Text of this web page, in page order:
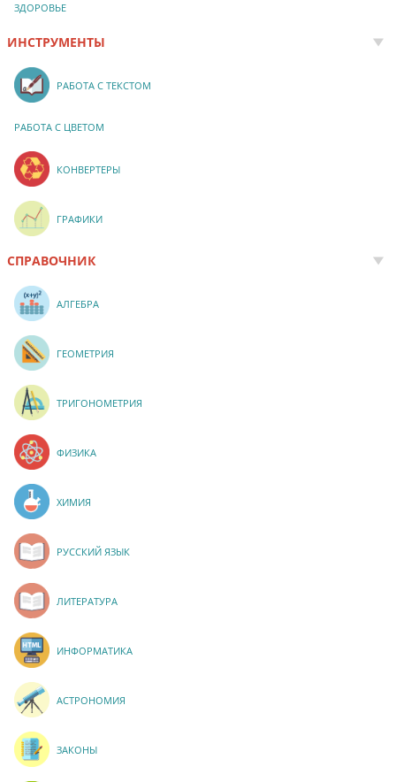
ЗДОРОВЬЕ
ИНСТРУМЕНТЫ
РАБОТА С ТЕКСТОМ
РАБОТА С ЦВЕТОМ
КОНВЕРТЕРЫ
ГРАФИКИ
СПРАВОЧНИК
АЛГЕБРА
ГЕОМЕТРИЯ
ТРИГОНОМЕТРИЯ
ФИЗИКА
ХИМИЯ
РУССКИЙ ЯЗЫК
ЛИТЕРАТУРА
ИНФОРМАТИКА
АСТРОНОМИЯ
ЗАКОНЫ